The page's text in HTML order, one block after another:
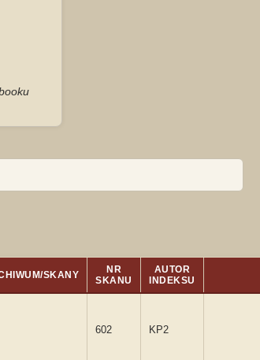
SKANY
NR
SKANU
AUTOR
INDEKSU
602 KP2